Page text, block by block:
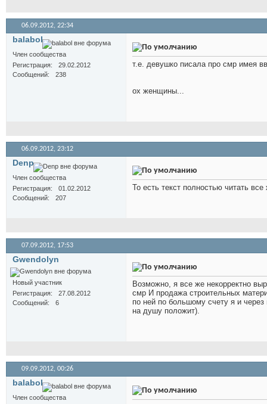
06.09.2012, 22:34
balabol
Член сообщества
Регистрация
29.02.2012
Сообщений
238
т.е. девушко писала про смр имея
ох женщины...
06.09.2012, 23:12
Denp
Член сообщества
Регистрация
01.02.2012
Сообщений
207
То есть текст полностью читать
07.09.2012, 17:53
Gwendolyn
Новый участник
Регистрация
27.08.2012
Сообщений
6
Возможно, я все же некорректно
смр И продажа строительных
по ней по большому счету я и через
на душу положит).
09.09.2012, 00:26
balabol
Член сообщества